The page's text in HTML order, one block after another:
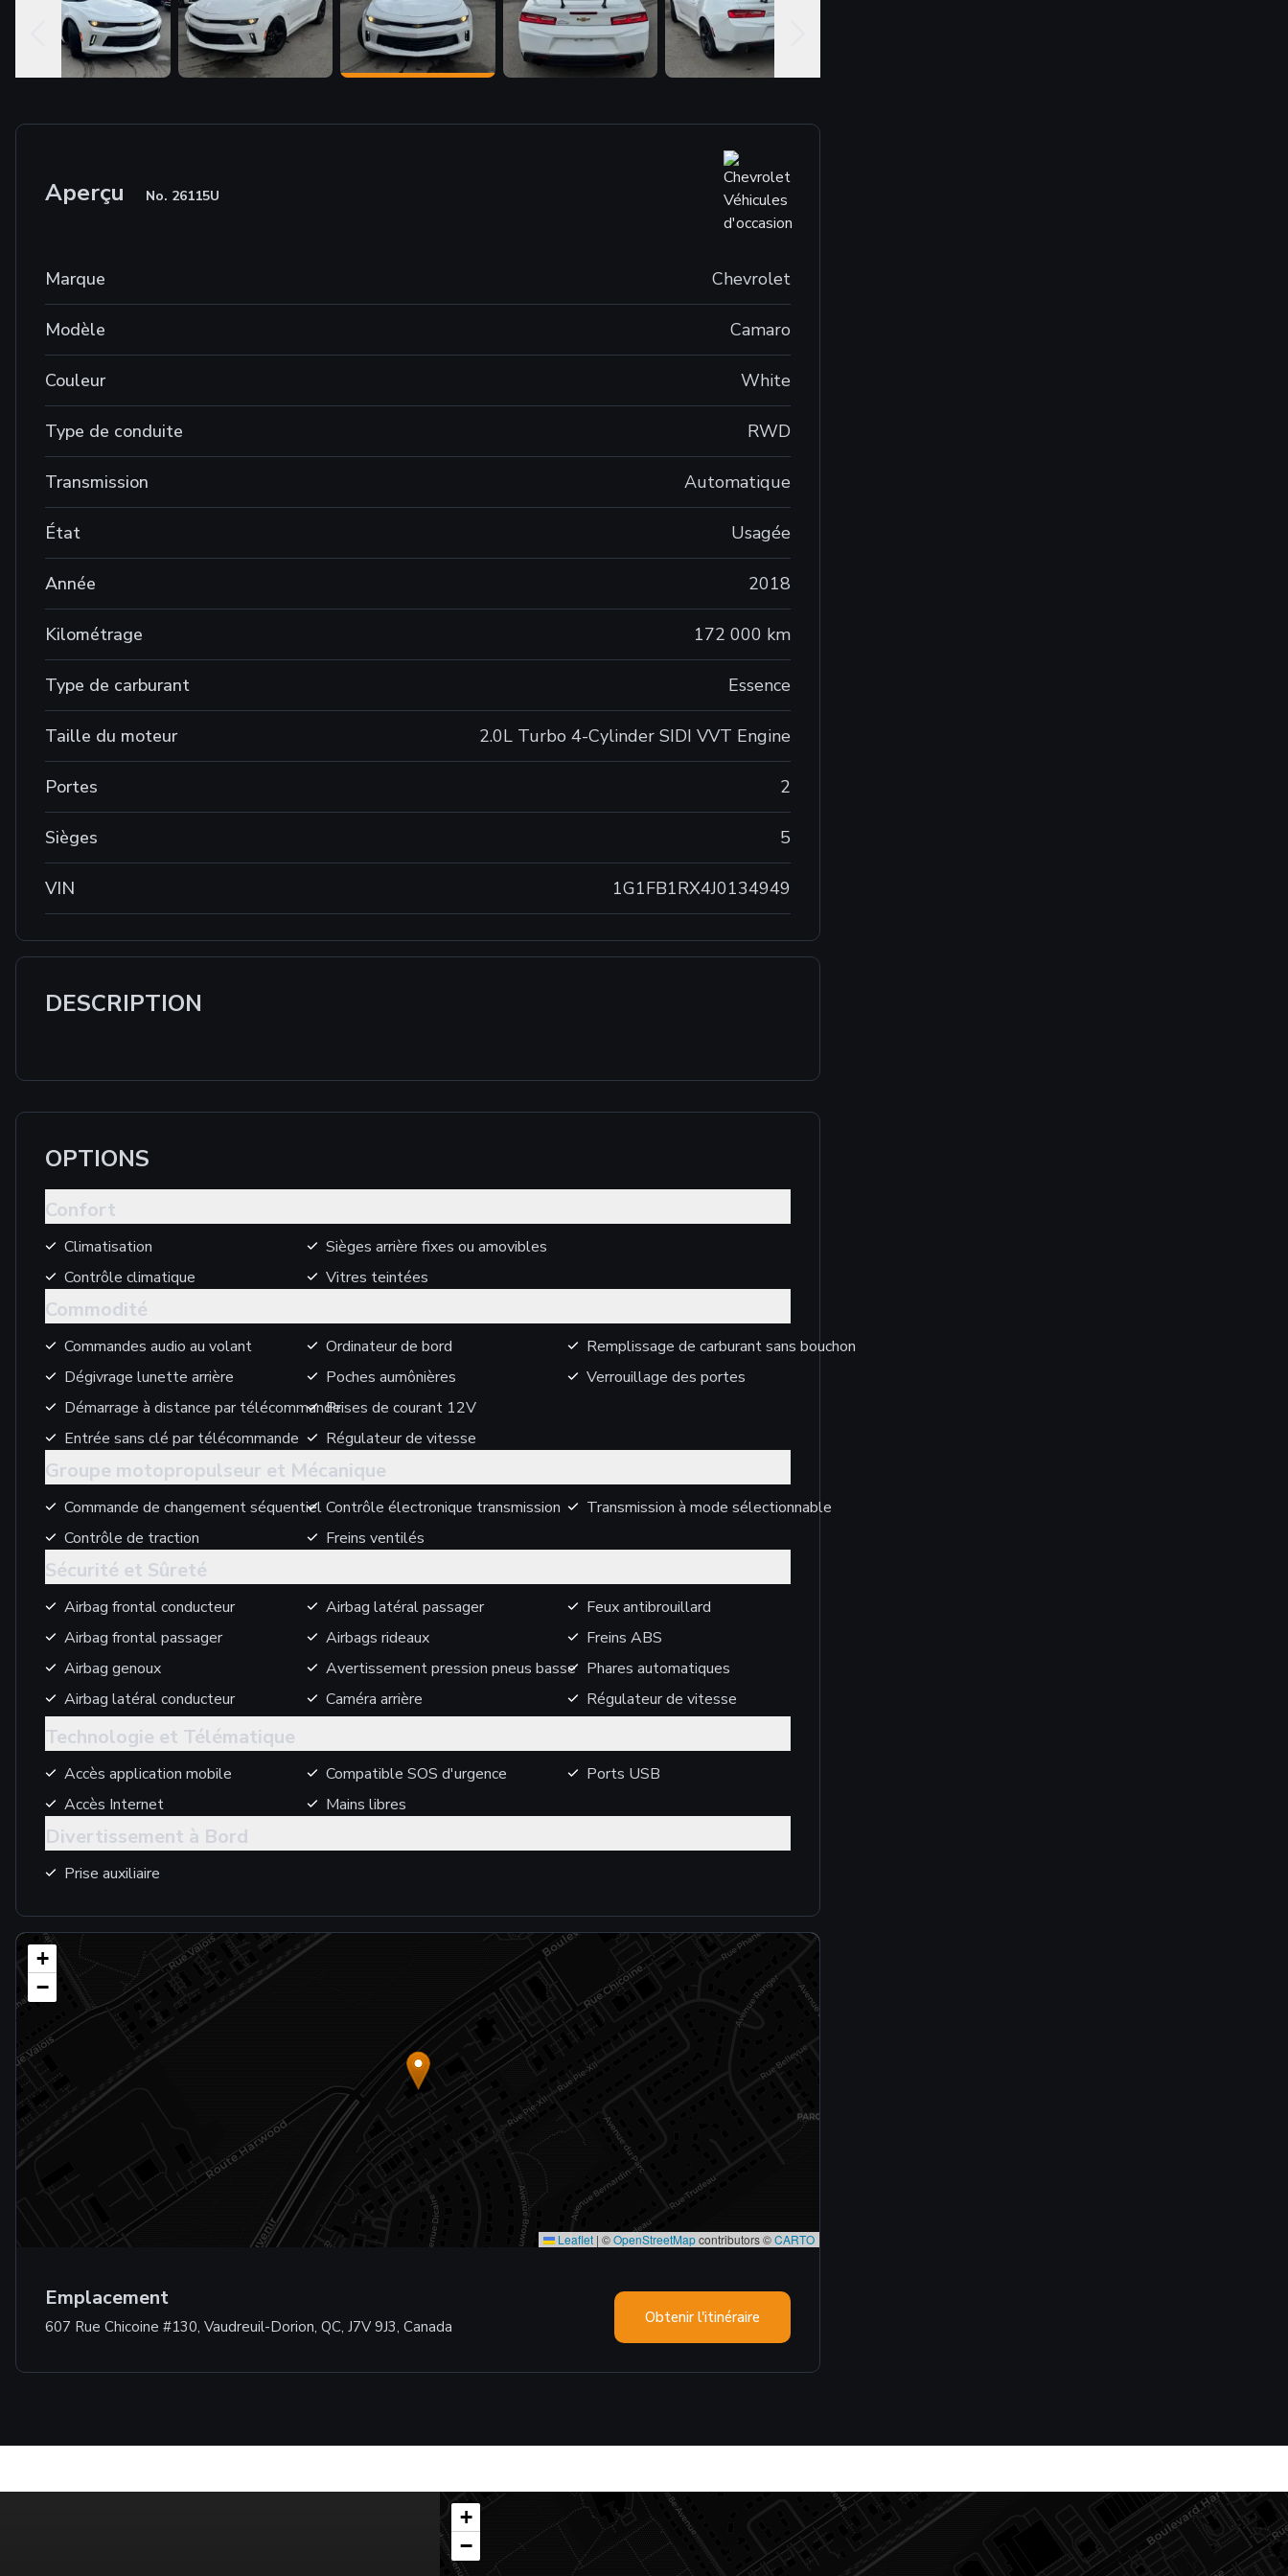
Aperçu No. 26115U
Marque Chevrolet
Modèle Camaro
Couleur White
Type de conduite RWD
Transmission Automatique
État Usagée
Année 2018
Kilométrage 172 000 km
Type de carburant Essence
Taille du moteur 2.0L Turbo 4-Cylinder SIDI VVT Engine
Portes 2
Sièges 5
VIN 1G1FB1RX4J0134949
DESCRIPTION
OPTIONS
Confort
Climatisation
Contrôle climatique
Sièges arrière fixes ou amovibles
Vitres teintées
Commodité
Commandes audio au volant
Dégivrage lunette arrière
Démarrage à distance par télécommande
Entrée sans clé par télécommande
Ordinateur de bord
Poches aumônières
Prises de courant 12V
Régulateur de vitesse
Remplissage de carburant sans bouchon
Verrouillage des portes
Groupe motopropulseur et Mécanique
Commande de changement séquentiel
Contrôle de traction
Contrôle électronique transmission
Freins ventilés
Transmission à mode sélectionnable
Sécurité et Sûreté
Airbag frontal conducteur
Airbag frontal passager
Airbag genoux
Airbag latéral conducteur
Airbag latéral passager
Airbags rideaux
Avertissement pression pneus basse
Caméra arrière
Feux antibrouillard
Freins ABS
Phares automatiques
Régulateur de vitesse
Technologie et Télématique
Accès application mobile
Accès Internet
Compatible SOS d'urgence
Mains libres
Ports USB
Divertissement à Bord
Prise auxiliaire
+
−
Leaflet | ©OpenStreetMapcontributors ©CARTO
Emplacement
607 Rue Chicoine #130, Vaudreuil-Dorion, QC, J7V 9J3, Canada Obtenir l'itinéraire
+
−